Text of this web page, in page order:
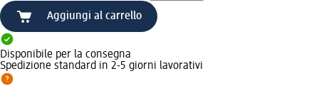
Aggiungi al carrello
Disponibile per la consegna
Spedizione standard in 2-5 giorni lavorativi